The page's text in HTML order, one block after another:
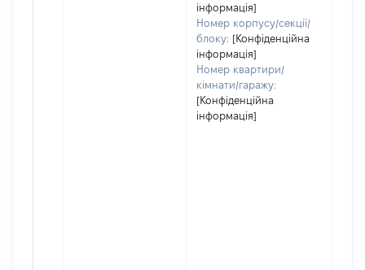
інформація]
Номер корпусу/секції/
блоку: [Конфіденційна
інформація]
Номер квартири/
кімнати/гаражу:
[Конфіденційна
інформація]